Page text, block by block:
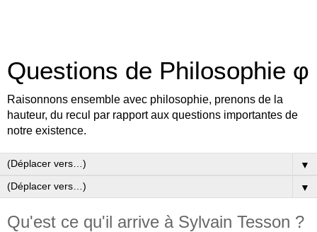
Questions de Philosophie φ
Raisonnons ensemble avec philosophie, prenons de la
hauteur, du recul par rapport aux questions importantes de
notre existence.
▼
▼
Qu'est ce qu'il arrive à Sylvain Tesson ?